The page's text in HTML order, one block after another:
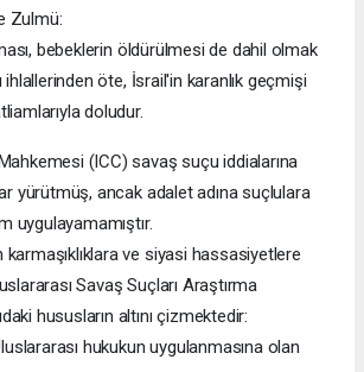
Zulmü:
bebeklerin öldürülmesi de dahil olmak
ihlallerinden öte, İsrail'in karanlık geçmişi
doludur.
(ICC) savaş suçu iddialarına
yürütmüş, ancak adalet adına suçlulara
uygulayamamıştır.
ve siyasi hassasiyetlere
Savaş Suçları Araştırma
hususların altını çizmektedir:
hukukun uygulanmasına olan